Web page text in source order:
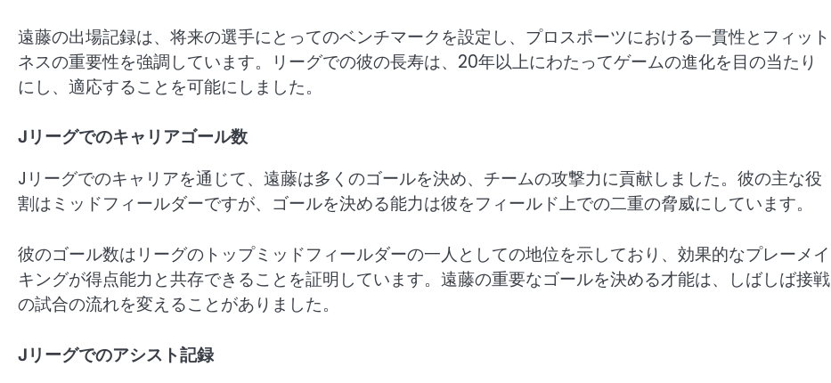
遠藤の出場記録は、将来の選手にとってのベンチマークを設定し、プロスポーツにおける一貫性とフィット
ネスの重要性を強調しています。リーグでの彼の長寿は、20年以上にわたってゲームの進化を目の当たり
にし、適応することを可能にしました。
Jリーグでのキャリアゴール数
Jリーグでのキャリアを通じて、遠藤は多くのゴールを決め、チームの攻撃力に貢献しました。彼の主な役
割はミッドフィールダーですが、ゴールを決める能力は彼をフィールド上での二重の脅威にしています。
彼のゴール数はリーグのトップミッドフィールダーの一人としての地位を示しており、効果的なプレーメイ
キングが得点能力と共存できることを証明しています。遠藤の重要なゴールを決める才能は、しばしば接戦
の試合の流れを変えることがありました。
Jリーグでのアシスト記録